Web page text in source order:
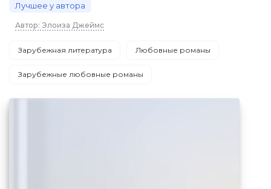
Лучшее у автора
Автор: Элоиза Джеймс
Зарубежная литература Любовные романы
Зарубежные любовные романы